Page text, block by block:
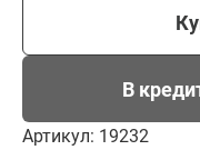
В
Артикул: 19232